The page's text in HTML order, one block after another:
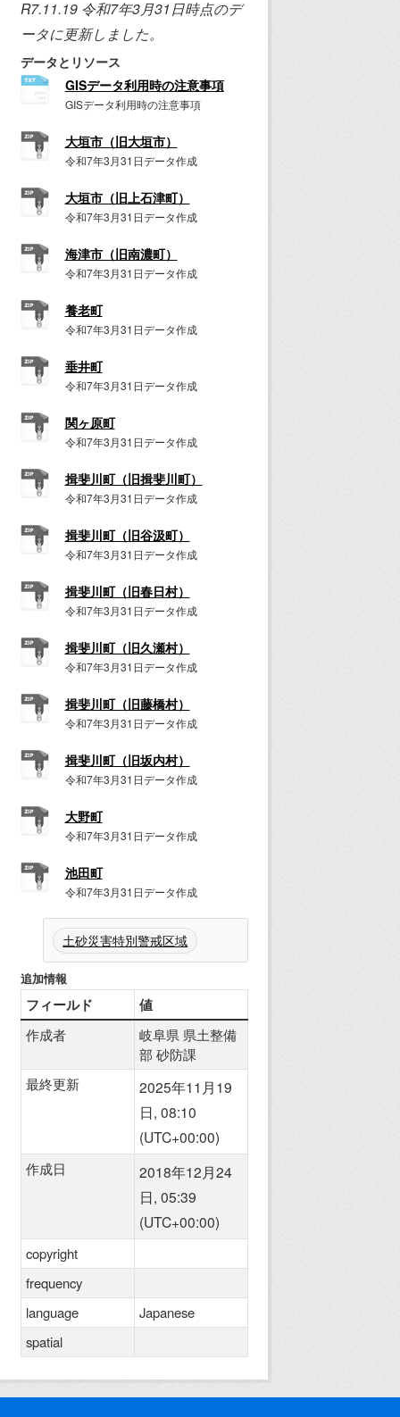
R7.11.19 令和7年3月31日時点のデ
ータに更新しました。
データとリソース
GISデータ利用時の注意事項
GISデータ利用時の注意事項
大垣市（旧大垣市）
令和7年3月31日データ作成
大垣市（旧上石津町）
令和7年3月31日データ作成
海津市（旧南濃町）
令和7年3月31日データ作成
養老町
令和7年3月31日データ作成
垂井町
令和7年3月31日データ作成
関ヶ原町
令和7年3月31日データ作成
揖斐川町（旧揖斐川町）
令和7年3月31日データ作成
揖斐川町（旧谷汲町）
令和7年3月31日データ作成
揖斐川町（旧春日村）
令和7年3月31日データ作成
揖斐川町（旧久瀬村）
令和7年3月31日データ作成
揖斐川町（旧藤橋村）
令和7年3月31日データ作成
揖斐川町（旧坂内村）
令和7年3月31日データ作成
大野町
令和7年3月31日データ作成
池田町
令和7年3月31日データ作成
土砂災害特別警戒区域
追加情報
フィールド 値
作成者
岐阜県 県土整備
部 砂防課
最終更新
2025年11月19
日, 08:10
(UTC+00:00)
作成日
2018年12月24
日, 05:39
(UTC+00:00)
copyright
frequency
language
Japanese
spatial